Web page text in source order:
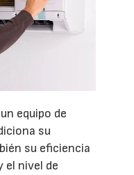
equipo de
su
su eficiencia
el nivel de